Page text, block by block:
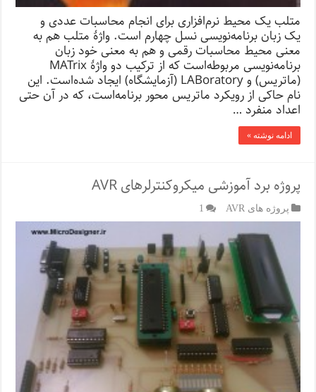
متلب یک محیط نرم‌افزاری برای انجام محاسبات عددی و
یک زبان برنامه‌نویسی نسل چهارم است. واژهٔ متلب هم به
معنی محیط محاسبات رقمی و هم به معنی خود زبان
برنامه‌نویسی مربوطه‌است که از ترکیب دو واژهٔ MATrix
(ماتریس) و LABoratory (آزمایشگاه) ایجاد شده‌است. این
نام حاکی از رویکرد ماتریس محور برنامه‌است، که در آن حتی
اعداد منفرد …
ادامه نوشته »
پروژه برد آموزشی میکروکنترلرهای AVR
پروژه های AVR 1